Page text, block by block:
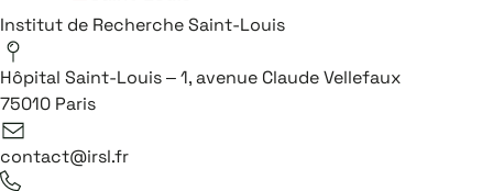
Institut de Recherche Saint-Louis
Hôpital Saint-Louis – 1, avenue Claude Vellefaux
75010 Paris
contact@irsl.fr